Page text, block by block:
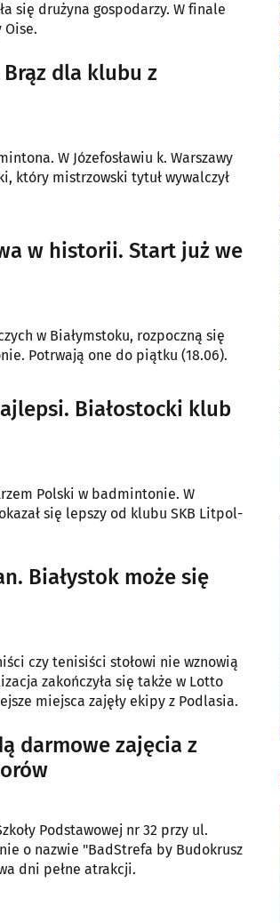
się drużyna gospodarzy. W finale
Oise.
dla klubu z
W Józefosławiu k. Warszawy
który mistrzowski tytuł wywalczył
w historii. Start już we
w Białymstoku, rozpoczną się
Potrwają one do piątku (18.06).
Białostocki klub
Polski w badmintonie. W
się lepszy od klubu SKB Litpol-
Białystok może się
czy tenisiści stołowi nie wznowią
zakończyła się także w Lotto
miejsca zajęły ekipy z Podlasia.
darmowe zajęcia z
Podstawowej nr 32 przy ul.
o nazwie "BadStrefa by Budokrusz
dni pełne atrakcji.